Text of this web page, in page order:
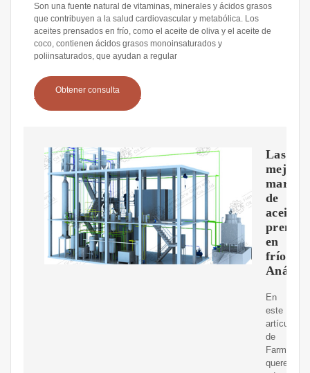
Son una fuente natural de vitaminas, minerales y ácidos grasos
que contribuyen a la salud cardiovascular y metabólica. Los
aceites prensados en frío, como el aceite de oliva y el aceite de
coco, contienen ácidos grasos monoinsaturados y
poliinsaturados, que ayudan a regular
Obtener consulta
Las
mejores
marcas
de
aceite
en
frío:
Análisis
En
este
artículo
de
queremos